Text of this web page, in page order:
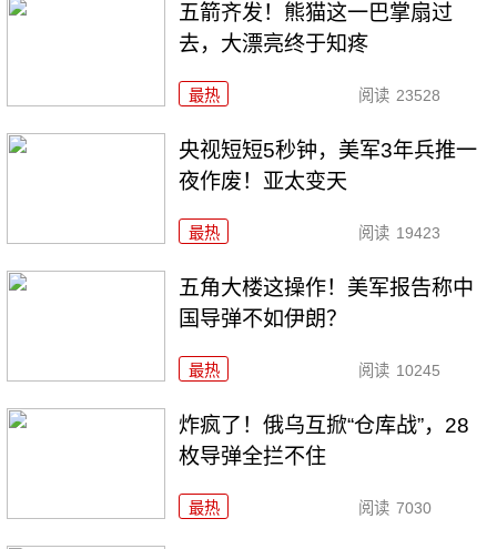
五箭齐发！熊猫这一巴掌扇过
去，大漂亮终于知疼
最热 阅读 23528
央视短短5秒钟，美军3年兵推一
夜作废！亚太变天
最热 阅读 19423
五角大楼这操作！美军报告称中
国导弹不如伊朗？
最热 阅读 10245
炸疯了！俄乌互掀“仓库战”，28
枚导弹全拦不住
最热 阅读 7030